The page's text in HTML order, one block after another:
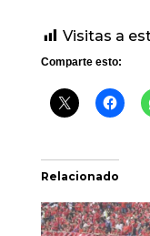
Visitas a
Comparte esto:
Relacionado